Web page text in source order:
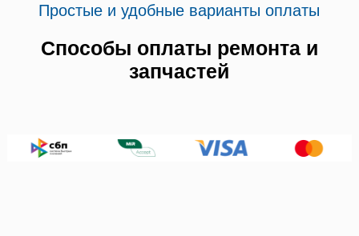
Простые и удобные варианты оплаты
Способы оплаты ремонта и
запчастей